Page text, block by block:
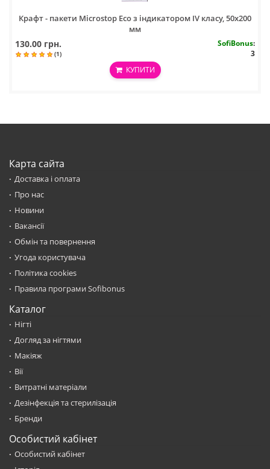
Крафт - пакети Microstop Eco з індикатором IV класу, 50х200
мм
130.00 грн.
(1)
SofiBonus:
3
КУПИТИ
Карта сайта
Доставка і оплата
Про нас
Новини
Вакансії
Обмін та повернення
Угода користувача
Політика cookies
Правила програми Sofibonus
Каталог
Нігті
Догляд за нігтями
Макіяж
Вії
Витратні матеріали
Дезінфекція та стерилізація
Бренди
Особистий кабінет
Особистий кабінет